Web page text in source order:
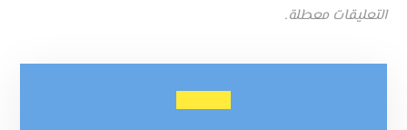
التعليقات معطلة.